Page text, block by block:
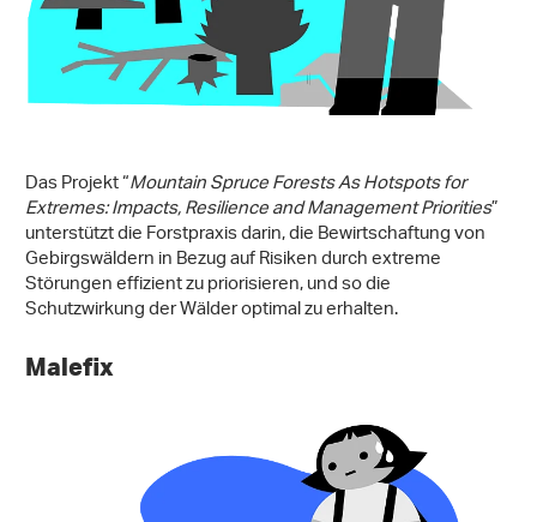
Das Projekt “Mountain Spruce Forests As Hotspots for
Extremes: Impacts, Resilience and Management Priorities”
unterstützt die Forstpraxis darin, die Bewirtschaftung von
Gebirgswäldern in Bezug auf Risiken durch extreme
Störungen effizient zu priorisieren, und so die
Schutzwirkung der Wälder optimal zu erhalten.
Malefix